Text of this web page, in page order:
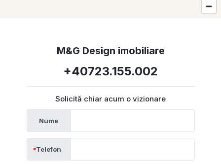
M&G Design imobiliare
+40723.155.002
Solicită chiar acum o vizionare
Nume
Telefon